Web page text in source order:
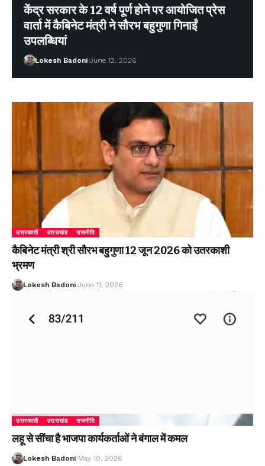
केंद्र सरकार के 12 वर्ष पूर्ण होने पर आयोजित प्रेस
वार्ता में कैबिनेट मंत्री ने सौरभ बहुगुणा गिनाईं
उपलब्धियां
Lokesh Badoni June 12, 2026
उत्तरकाशी उत्तराखंड राजनीति
कैबिनेट मंत्री श्री सौरभ बहुगुणा 12 जून 2026 को उतरकाशी
भ्रमण
Lokesh Badoni June 11, 2026
उत्तरकाशी उत्तराखंड राजनीति
लहू से सींचा है भाजपा कार्यकर्ताओं ने बंगाल में कमल
Lokesh Badoni May 10, 2026